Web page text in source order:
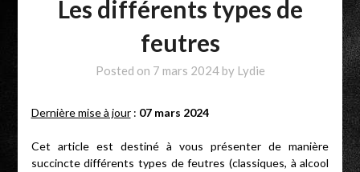
Les différents types de
feutres
Posted on 7 mars 2024by Lydie
Dernière mise à jour: 07 mars 2024
Cet article est destiné à vous présenter de manière
succincte différents types de feutres (classiques, à alcool